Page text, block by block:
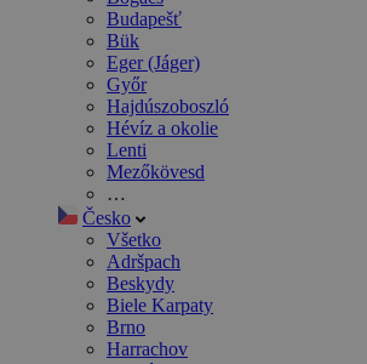
Budapešť
Bük
Eger (Jáger)
Győr
Hajdúszoboszló
Hévíz a okolie
Lenti
Mezőkövesd
…
Česko
Všetko
Adršpach
Beskydy
Biele Karpaty
Brno
Harrachov